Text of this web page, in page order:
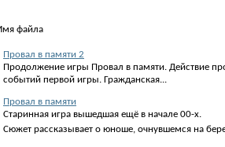
файла
Провал в памяти 2
Продолжение игры Провал в памяти. Действие
событий первой игры. Гражданская...
Провал в памяти
Старинная игра вышедшая ещё в начале 00-х.
Сюжет рассказывает о юноше, очнувшемся на